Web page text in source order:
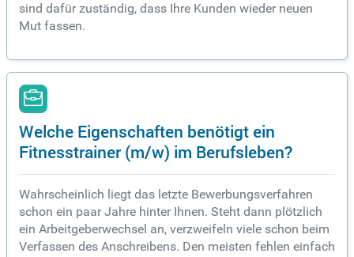
sind dafür zuständig, dass Ihre Kunden wieder neuen
Mut fassen.
Welche Eigenschaften benötigt ein
Fitnesstrainer (m/w) im Berufsleben?
Wahrscheinlich liegt das letzte Bewerbungsverfahren
schon ein paar Jahre hinter Ihnen. Steht dann plötzlich
ein Arbeitgeberwechsel an, verzweifeln viele schon beim
Verfassen des Anschreibens. Den meisten fehlen einfach